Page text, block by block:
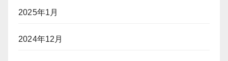
2025年1月
2024年12月